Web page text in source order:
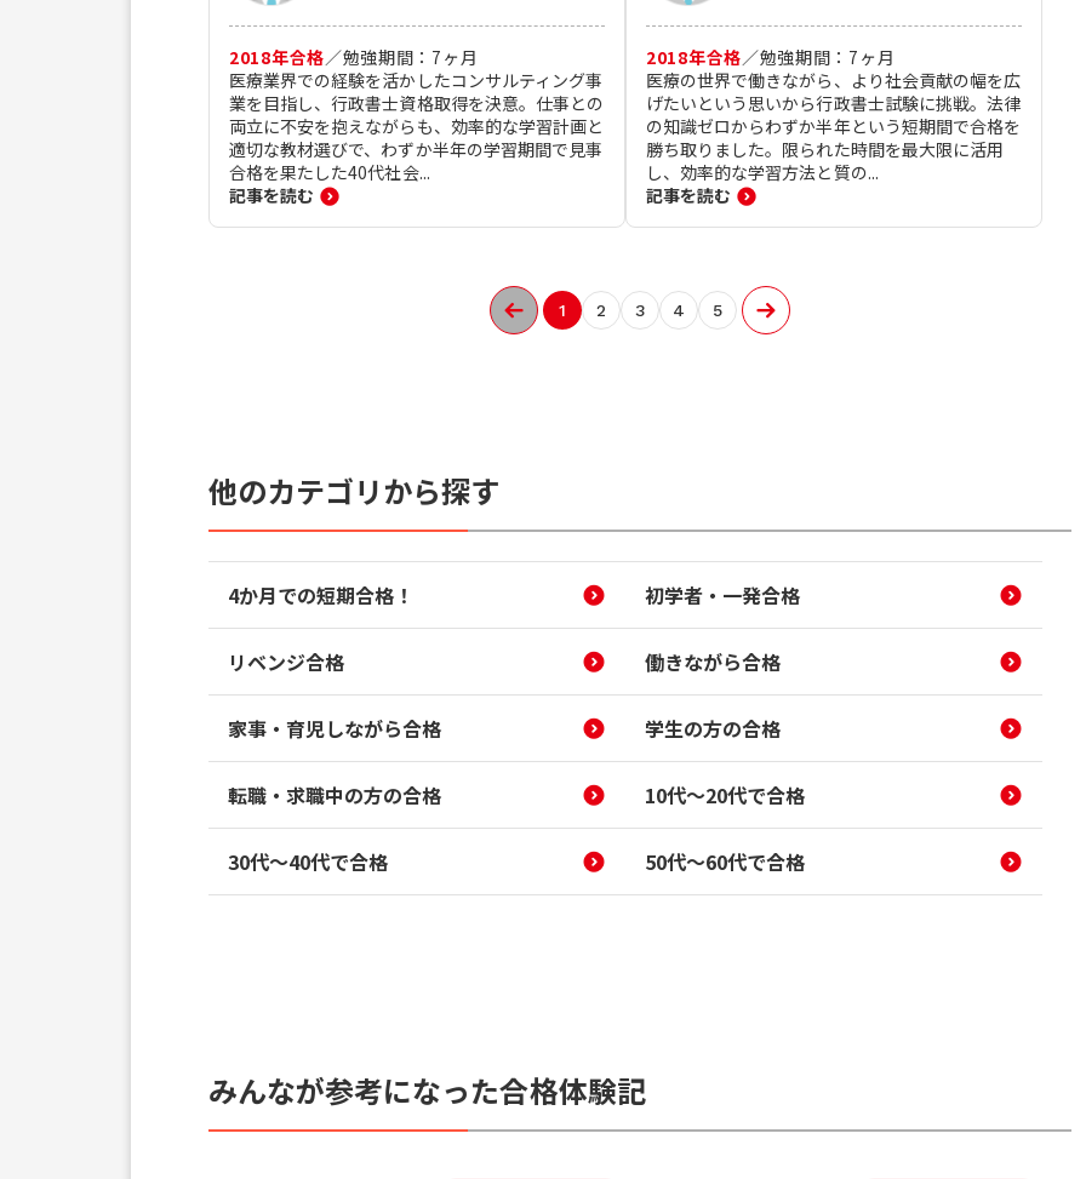
2018年合格／勉強期間： 7 ヶ月
医療業界での経験を活かしたコンサルティング事
業を目指し、行政書士資格取得を決意。仕事との
両立に不安を抱えながらも、効率的な学習計画と
適切な教材選びで、わずか半年の学習期間で見事
合格を果たした40代社会...
記事を読む
2018年合格／勉強期間： 7 ヶ月
医療の世界で働きながら、より社会貢献の幅を広
げたいという思いから行政書士試験に挑戦。法律
の知識ゼロからわずか半年という短期間で合格を
勝ち取りました。限られた時間を最大限に活用
し、効率的な学習方法と質の...
記事を読む
1 2 3 4 5
他のカテゴリから探す
4か月での短期合格！ 初学者・一発合格
リベンジ合格 働きながら合格
家事・育児しながら合格 学生の方の合格
転職・求職中の方の合格 10代～20代で合格
30代～40代で合格 50代～60代で合格
みんなが参考になった合格体験記